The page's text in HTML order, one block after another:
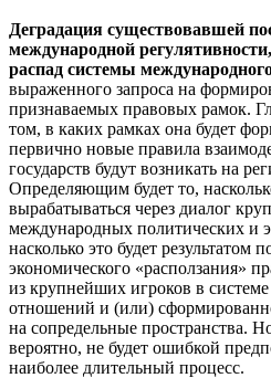
Деградация существовавшей
международной
распад системы
выраженного запроса на
признаваемых правовых рамок.
том, в каких рамках она будет
первично новые правила
государств будут возникать на
Определяющим будет то,
вырабатываться через диалог
международных политических и
насколько это будет результатом
экономического «расползания»
из крупнейших игроков в
отношений и (или)
на сопредельные пространства.
вероятно, не будет ошибкой
наиболее длительный процесс.